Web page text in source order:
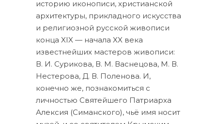
историю иконописи, христианской
архитектуры, прикладного искусства
и религиозной русской живописи
конца XIX — начала XX века
известнейших мастеров живописи:
В. И. Сурикова, В. М. Васнецова, М. В.
Нестерова, Д. В. Поленова. И,
конечно же, познакомиться с
личностью Святейшего Патриарха
Алексия (Симанского), чьё имя носит